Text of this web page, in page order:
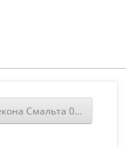
патина золото купить
Смальта 08 Белый